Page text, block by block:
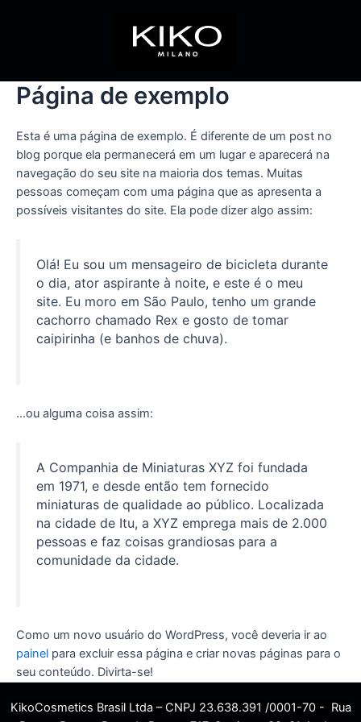
Página de exemplo
Esta é uma página de exemplo. É diferente de um post no
blog porque ela permanecerá em um lugar e aparecerá na
navegação do seu site na maioria dos temas. Muitas
pessoas começam com uma página que as apresenta a
possíveis visitantes do site. Ela pode dizer algo assim:
Olá! Eu sou um mensageiro de bicicleta durante
o dia, ator aspirante à noite, e este é o meu
site. Eu moro em São Paulo, tenho um grande
cachorro chamado Rex e gosto de tomar
caipirinha (e banhos de chuva).
…ou alguma coisa assim:
A Companhia de Miniaturas XYZ foi fundada
em 1971, e desde então tem fornecido
miniaturas de qualidade ao público. Localizada
na cidade de Itu, a XYZ emprega mais de 2.000
pessoas e faz coisas grandiosas para a
comunidade da cidade.
Como um novo usuário do WordPress, você deveria ir ao
painel para excluir essa página e criar novas páginas para o
seu conteúdo. Divirta-se!
KikoCosmetics Brasil Ltda – CNPJ 23.638.391 /0001-70 - Rua